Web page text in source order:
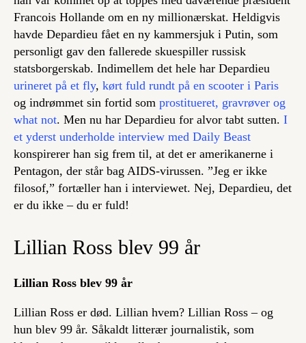
Francois Hollande om en ny millionærskat. Heldigvis
havde Depardieu fået en ny kammersjuk i Putin, som
personligt gav den fallerede skuespiller russisk
statsborgerskab. Indimellem det hele har Depardieu
urineret på et fly, kørt fuld rundt på en scooter i Paris
og indrømmet sin fortid som prostitueret, gravrøver og
what not. Men nu har Depardieu for alvor tabt sutten. I
et yderst underholde interview med Daily Beast
konspirerer han sig frem til, at det er amerikanerne i
Pentagon, der står bag AIDS-virussen. ”Jeg er ikke
filosof,” fortæller han i interviewet. Nej, Depardieu, det
er du ikke – du er fuld!
Lillian Ross blev 99 år
Lillian Ross blev 99 år
Lillian Ross er død. Lillian hvem? Lillian Ross – og
hun blev 99 år. Såkaldt litterær journalistik, som